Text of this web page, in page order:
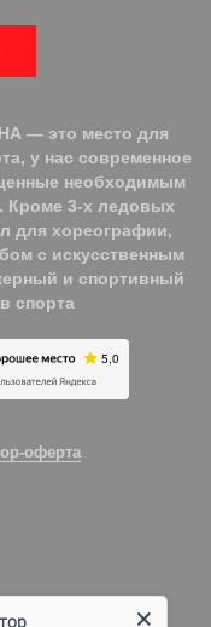
— это место для
у нас современное
необходимым
Кроме 3-х ледовых
для хореографии,
с искусственным
и спортивный
спорта
оферта